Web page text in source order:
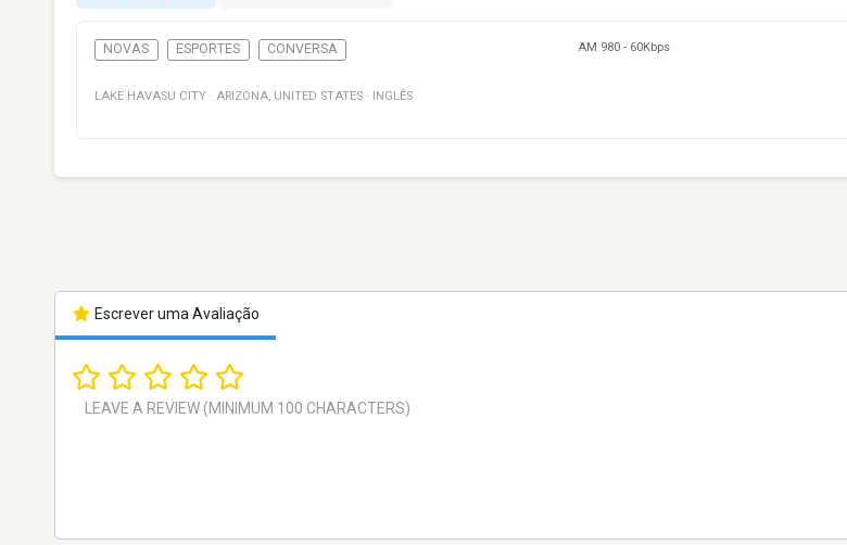
NOVAS ESPORTES CONVERSA AM 980 - 60Kbps
LAKE HAVASU CITY · ARIZONA, UNITED STATES · INGLÊS
Escrever uma Avaliação